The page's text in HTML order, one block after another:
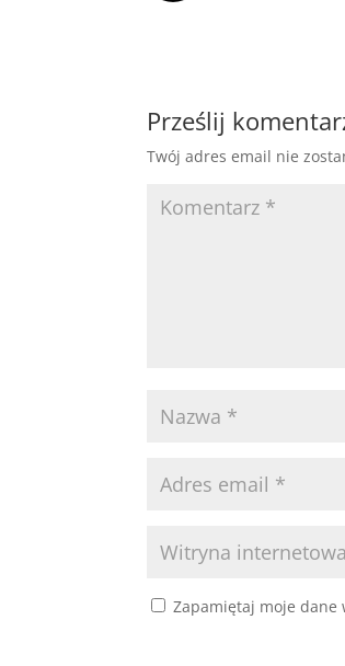
Prześlij
Twój adres email nie
Zapamiętaj moje dane